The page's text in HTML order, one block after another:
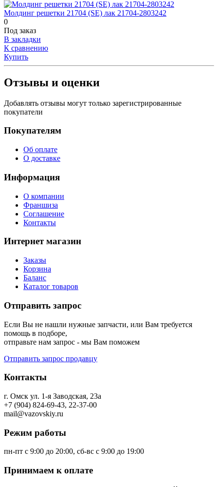
Молдинг решетки 21704 (SE) лак 21704-2803242
0
Под заказ
В закладки
К сравнению
Купить
Отзывы и оценки
Добавлять отзывы могут только зарегистрированные
покупатели
Покупателям
Об оплате
О доставке
Информация
О компании
Франшиза
Соглашение
Контакты
Интернет магазин
Заказы
Корзина
Баланс
Каталог товаров
Отправить запрос
Если Вы не нашли нужные запчасти, или Вам требуется
помощь в подборе,
отправьте нам запрос - мы Вам поможем
Отправить запрос продавцу
Контакты
г. Омск ул. 1-я Заводская, 23а
+7 (904) 824-69-43, 22-37-00
mail@vazovskiy.ru
Режим работы
пн-пт с 9:00 до 20:00, сб-вс с 9:00 до 19:00
Принимаем к оплате